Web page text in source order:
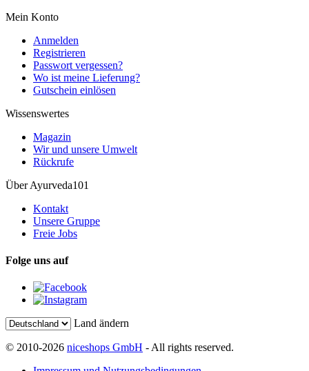
Mein Konto
Anmelden
Registrieren
Passwort vergessen?
Wo ist meine Lieferung?
Gutschein einlösen
Wissenswertes
Magazin
Wir und unsere Umwelt
Rückrufe
Über Ayurveda101
Kontakt
Unsere Gruppe
Freie Jobs
Folge uns auf
Land ändern
© 2010-2026 niceshops GmbH - All rights reserved.